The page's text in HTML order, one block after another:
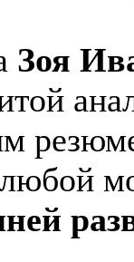
Зоя